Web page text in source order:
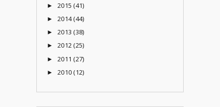
► 2015(41)
► 2014(44)
► 2013(38)
► 2012(25)
► 2011(27)
► 2010(12)